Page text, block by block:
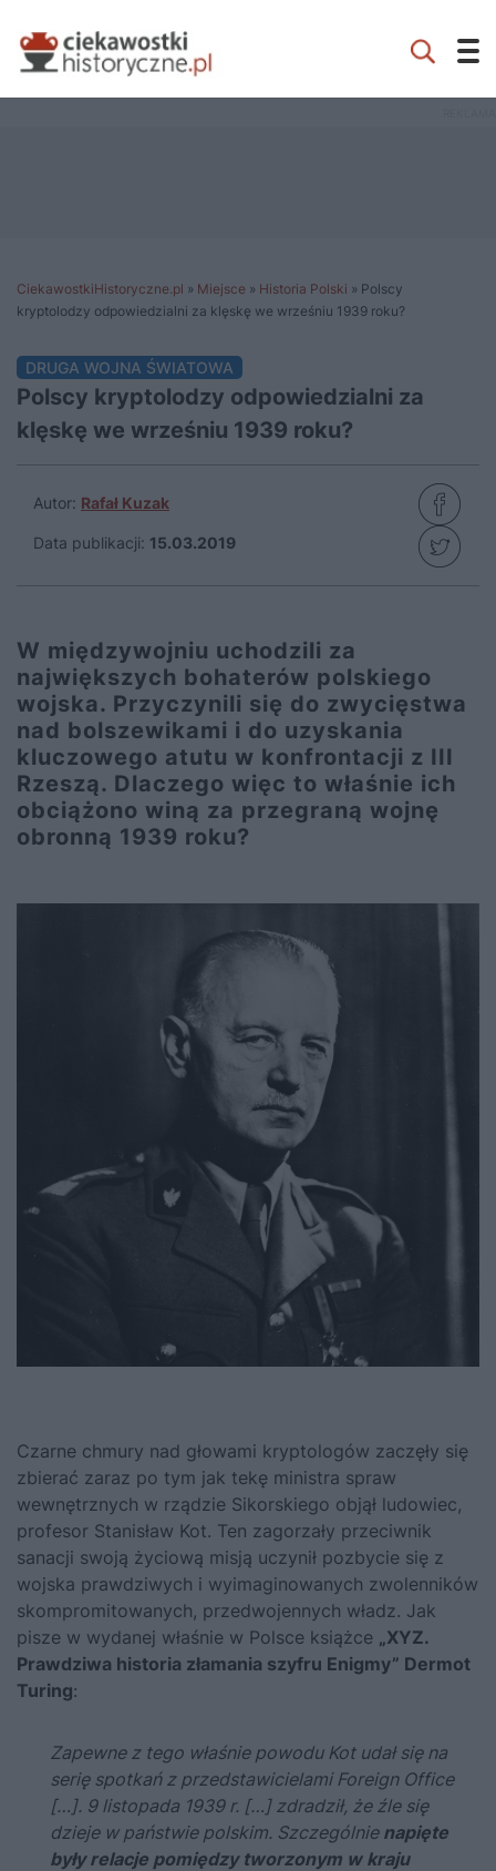
CiekawostkiHistoryczne.pl » Miejsce » Historia Polski » Polscy
kryptolodzy odpowiedzialni za klęskę we wrześniu 1939 roku?
DRUGA WOJNA ŚWIATOWA
Polscy kryptolodzy odpowiedzialni za
klęskę we wrześniu 1939 roku?
Autor: Rafał Kuzak
Data publikacji: 15.03.2019
W międzywojniu uchodzili za
największych bohaterów polskiego
wojska. Przyczynili się do zwycięstwa
nad bolszewikami i do uzyskania
kluczowego atutu w konfrontacji z III
Rzeszą. Dlaczego więc to właśnie ich
obciążono winą za przegraną wojnę
obronną 1939 roku?
Czarne chmury nad głowami kryptologów zaczęły się
zbierać zaraz po tym jak tekę ministra spraw
wewnętrznych w rządzie Sikorskiego objął ludowiec,
profesor Stanisław Kot. Ten zagorzały przeciwnik
sanacji swoją życiową misją uczynił pozbycie się z
wojska prawdziwych i wyimaginowanych zwolenników
skompromitowanych, przedwojennych władz. Jak
pisze w wydanej właśnie w Polsce książce „XYZ.
Prawdziwa historia złamania szyfru Enigmy” Dermot
Turing:
Zapewne z tego właśnie powodu Kot udał się na
serię spotkań z przedstawicielami Foreign Office
[…]. 9 listopada 1939 r. […] zdradził, że źle się
dzieje w państwie polskim. Szczególnie napięte
były relacje pomiędzy tworzonym w kraju